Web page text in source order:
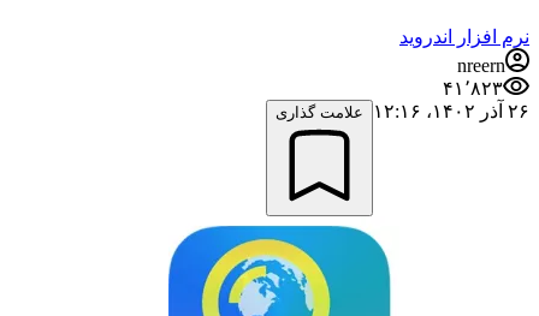
نرم افزار اندروید
nreern
۴۱٬۸۲۳
۲۶ آذر ۱۴۰۲،‏ ۱۲:۱۶
علامت گذاری